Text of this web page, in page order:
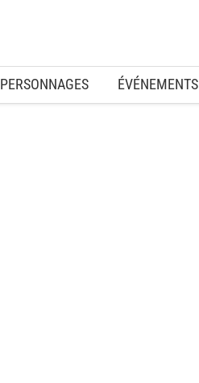
PERSONNAGES ÉVÉNEMENTS